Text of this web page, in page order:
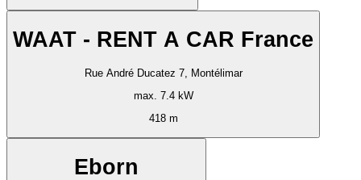
WAAT - RENT A CAR France
Rue André Ducatez 7, Montélimar
max. 7.4 kW
418 m
Eborn